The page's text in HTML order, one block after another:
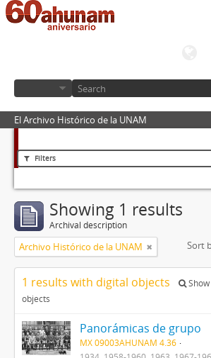
El Archivo Histórico de la UNAM
Filters
Showing 1 results
Archival description
Archivo Histórico de la UNAM Sort
1 results with digital objects
objects
Panorámicas de grupo
MX 09003AHUNAM 4.36